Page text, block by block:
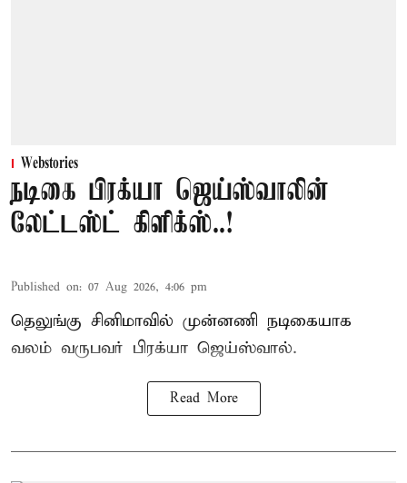
Webstories
நடிகை பிரக்யா ஜெய்ஸ்வாலின்
லேட்டஸ்ட் கிளிக்ஸ்..!
Published on: 07 Aug 2026, 4:06 pm
தெலுங்கு சினிமாவில் முன்னணி நடிகையாக
வலம் வருபவர் பிரக்யா ஜெய்ஸ்வால்.
Read More